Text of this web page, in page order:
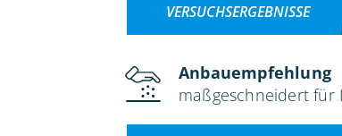
VERSUCHSERGEBNISSE
Anbauempfehlung
maßgeschneidert für